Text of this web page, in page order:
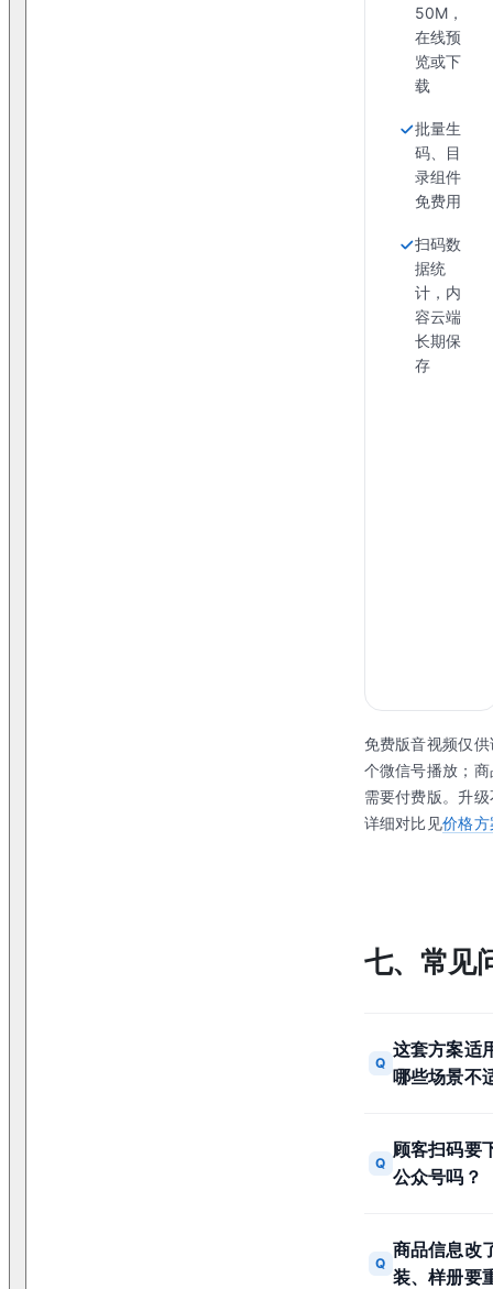
50M，
在线预
览或下
载
批量生
码、目
录组件
免费用
扫码数
据统
计，内
容云端
长期保
存
免费版音视频仅
个微信号播放；
需要付费版。升
详细对比见价格方
七、常见
Q
这套方案适
哪些场景不
Q
顾客扫码要
公众号吗？
Q
商品信息改
装、样册要